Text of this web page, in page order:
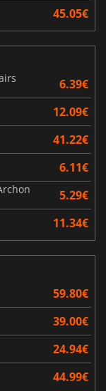
45.05€
6.39€
12.09€
41.22€
6.11€
5.29€
11.34€
59.80€
39.00€
24.94€
44.99€